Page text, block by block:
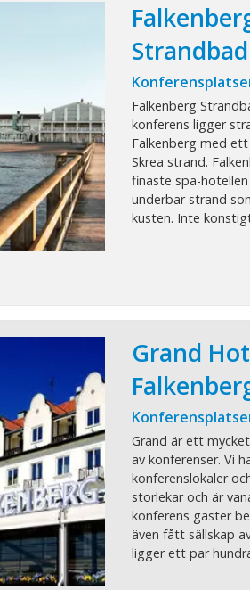
Strandbad
Falkenberg
konferens ligger
Falkenberg med
Skrea strand.
finaste spa-
underbar strand
kusten. Inte
Grand
Grand är ett
av konferenser. Vi
konferenslokaler
storlekar och är
konferens gäster
även fått sällskap
ligger ett par